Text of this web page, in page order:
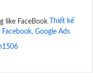
Thiết kế
Google Ads